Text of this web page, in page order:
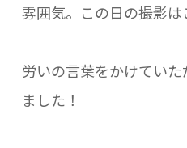
雰囲気。この日の撮影は
労いの言葉をかけてい
ました！